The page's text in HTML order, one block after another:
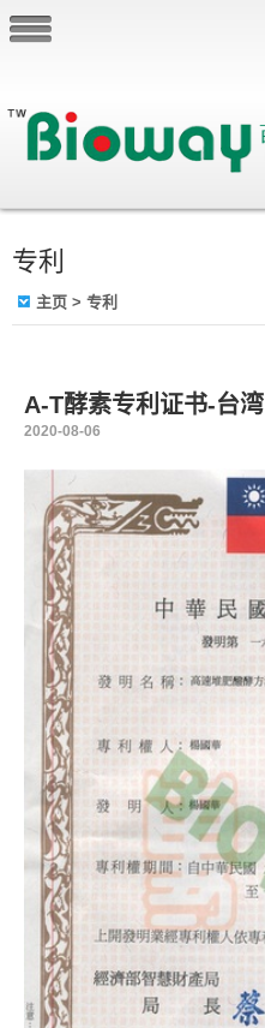
专利
主页 > 专利
A-T酵素专利证书-台湾
2020-08-06